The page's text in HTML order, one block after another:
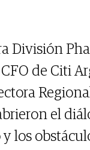
División
de Citi
el
los